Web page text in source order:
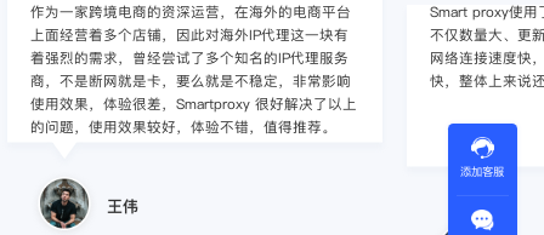
作为一家跨境电商的资深运营，在海外的电商平台
上面经营着多个店铺，因此对海外IP代理这一块有
着强烈的需求，曾经尝试了多个知名的IP代理服务
商，不是断网就是卡，要么就是不稳定，非常影响
使用效果，体验很差，Smartproxy 很好解决了以上
的问题，使用效果较好，体验不错，值得推荐。
王伟
Smart proxy使用
不仅数量大、更
网络连接速度快
快，整体上来说
添加客服